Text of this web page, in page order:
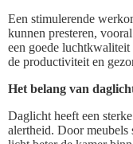
Een stimulerende
kunnen presteren,
een goede
de productiviteit en
Het belang van
Daglicht heeft een
alertheid. Door meubels